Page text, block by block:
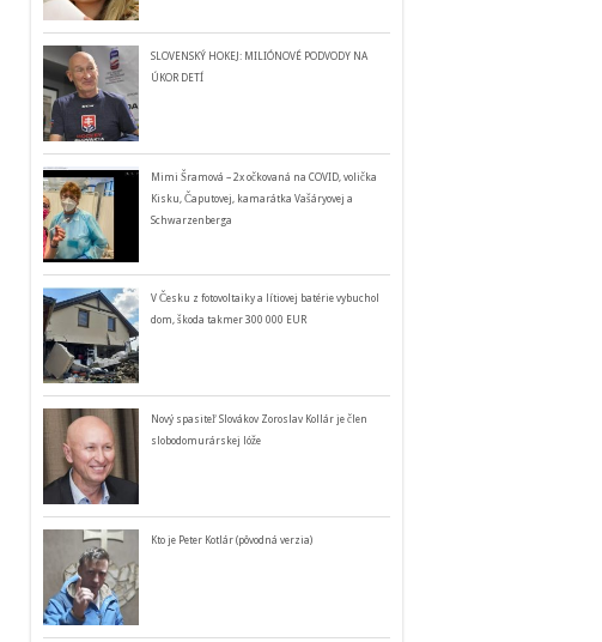
SLOVENSKÝ HOKEJ: MILIÓNOVÉ PODVODY NA
ÚKOR DETÍ
Mimi Šramová – 2x očkovaná na COVID, volička
Kisku, Čaputovej, kamarátka Vašáryovej a
Schwarzenberga
V Česku z fotovoltaiky a lítiovej batérie vybuchol
dom, škoda takmer 300 000 EUR
Nový spasiteľ Slovákov Zoroslav Kollár je člen
slobodomurárskej lóže
Kto je Peter Kotlár (pôvodná verzia)